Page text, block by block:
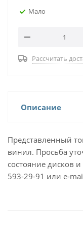
Мало
Рассчитать
Описание
Представленный
винил. Просьба
состояние дисков
593-29-91 или e-